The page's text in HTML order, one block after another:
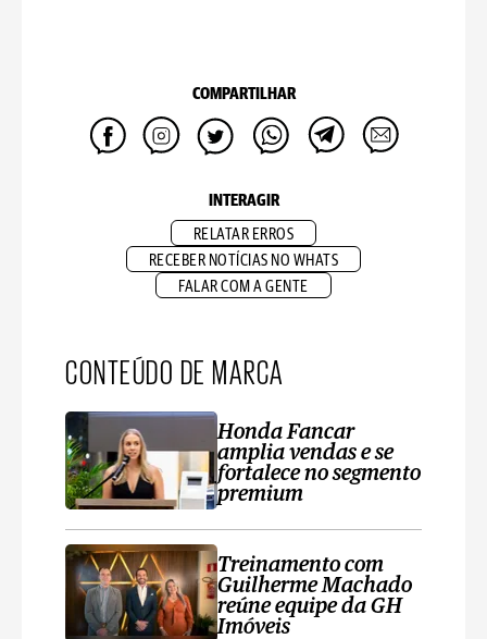
COMPARTILHAR
INTERAGIR
RELATAR ERROS
RECEBER NOTÍCIAS NO WHATS
FALAR COM A GENTE
CONTEÚDO DE MARCA
Honda Fancar
amplia vendas e se
fortalece no segmento
premium
Treinamento com
Guilherme Machado
reúne equipe da GH
Imóveis